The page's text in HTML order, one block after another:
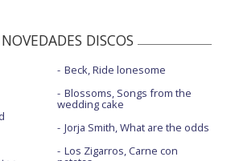
DISCOS
Beck, Ride lonesome
Blossoms, Songs from the
wedding cake
Jorja Smith, What are the odds
Los Zigarros, Carne con